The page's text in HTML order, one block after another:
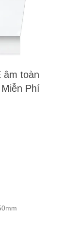
âm toàn
Phí